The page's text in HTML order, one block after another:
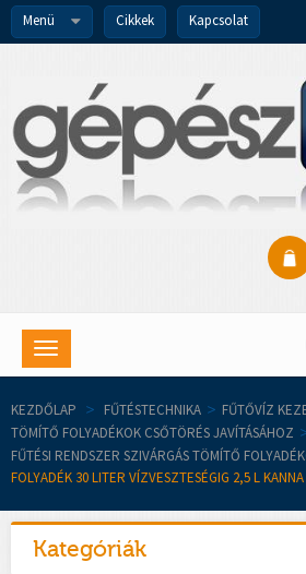
Menü Cikkek Kapcsolat
Toggle
navigation
KEZDŐLAP > FŰTÉSTECHNIKA > FŰTŐVÍZ
TÖMÍTŐ FOLYADÉKOK CSŐTÖRÉS JAVÍTÁSÁHOZ
FŰTÉSI RENDSZER SZIVÁRGÁS TÖMÍTŐ
FOLYADÉK 30 LITER VÍZVESZTESÉGIG 2,5 L KANNA
Kategóriák